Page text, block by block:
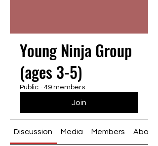
Young Ninja Group
(ages 3-5)
Public · 49 members
Join
Discussion Media Members About